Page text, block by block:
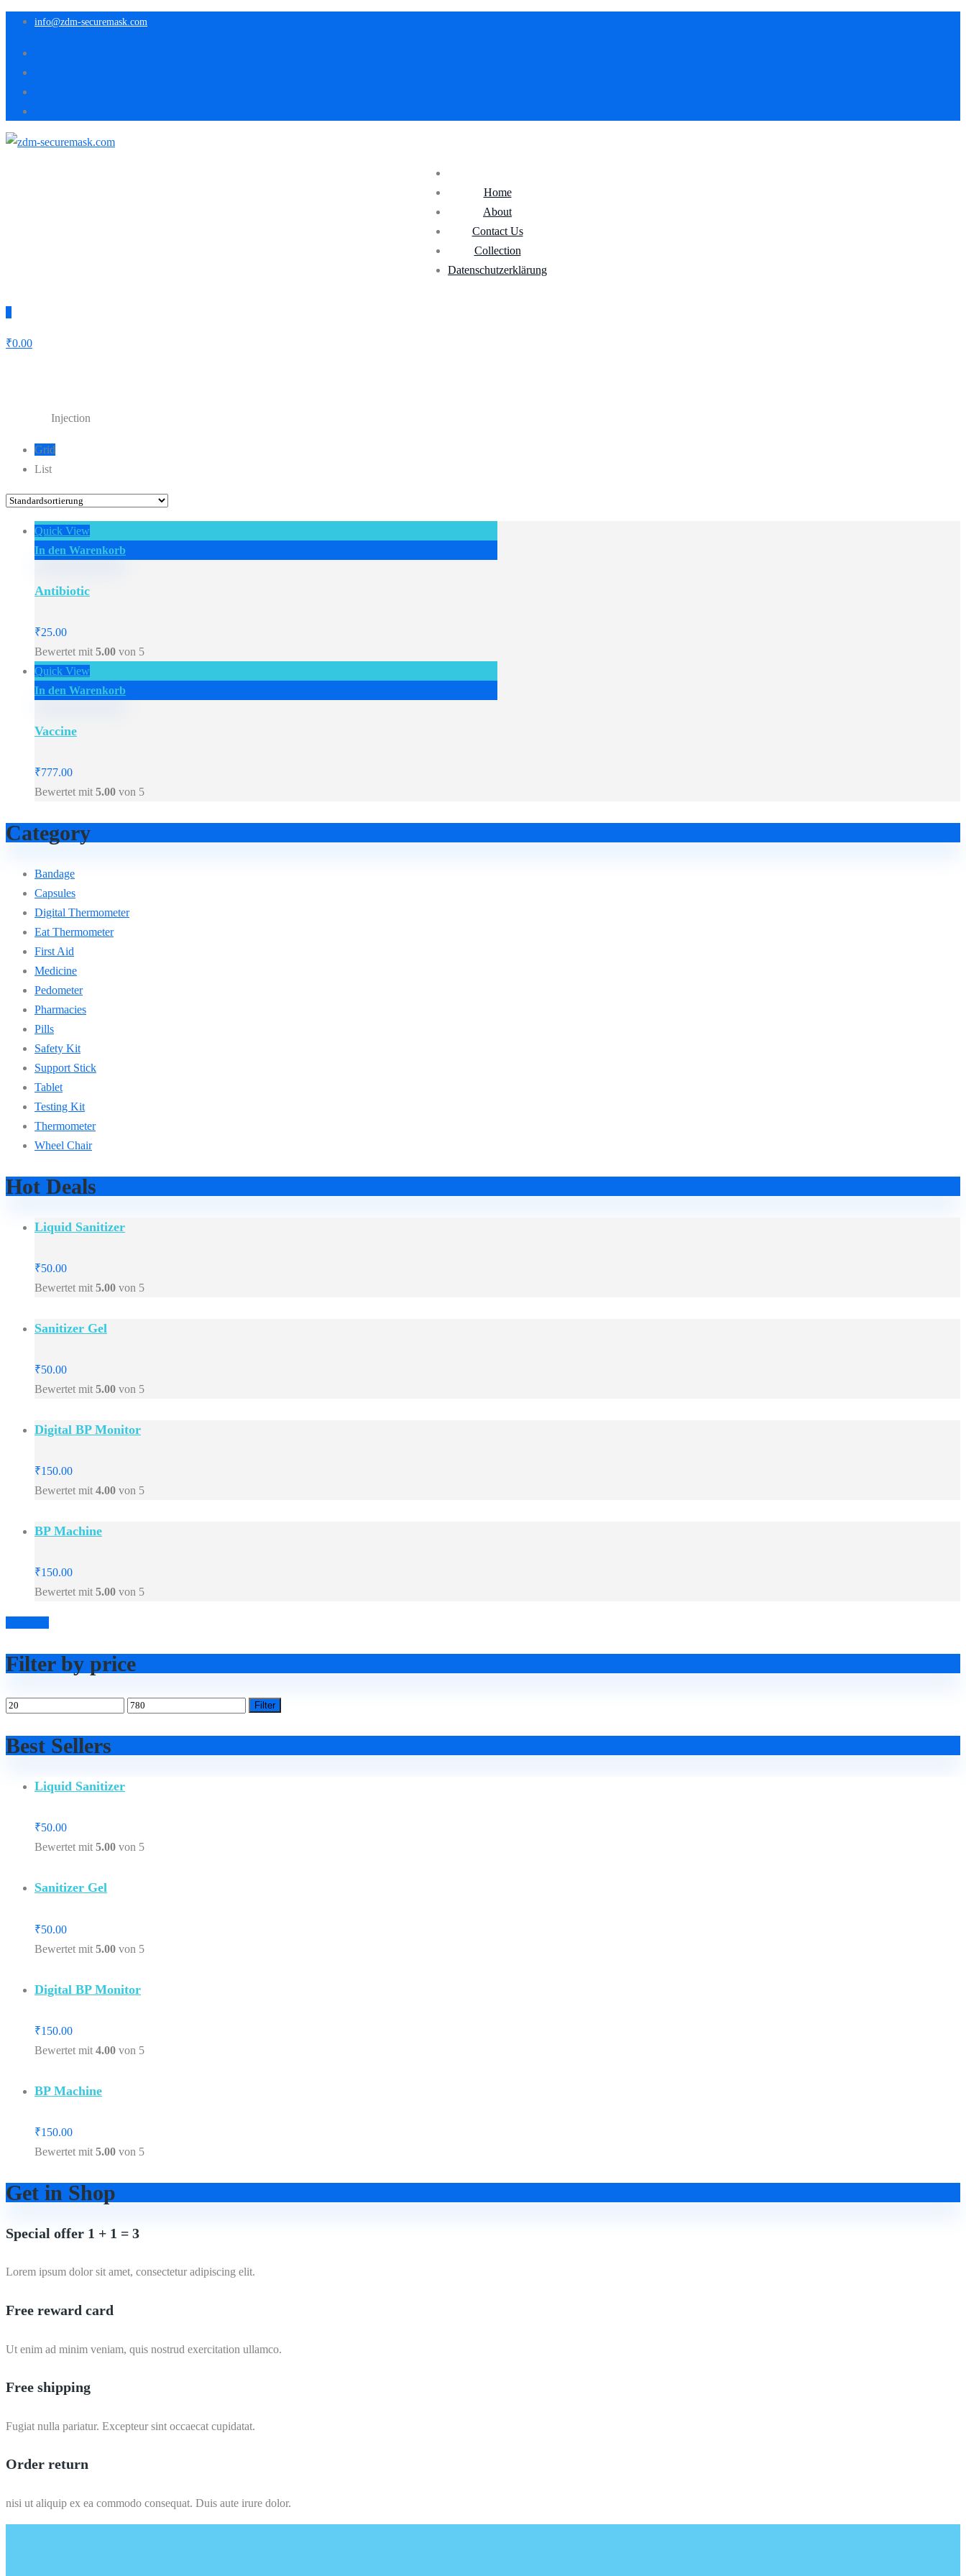
info@zdm-securemask.com
Home
About
Contact Us
Collection
Datenschutz­erklärung
₹0.00
Injection
Grid
List
Quick View
In den Warenkorb
Antibiotic
₹25.00
Bewertet mit 5.00 von 5
Quick View
In den Warenkorb
Vaccine
₹777.00
Bewertet mit 5.00 von 5
Category
Bandage
Capsules
Digital Thermometer
Eat Thermometer
First Aid
Medicine
Pedometer
Pharmacies
Pills
Safety Kit
Support Stick
Tablet
Testing Kit
Thermometer
Wheel Chair
Hot Deals
Liquid Sanitizer
₹50.00
Bewertet mit 5.00 von 5
Sanitizer Gel
₹50.00
Bewertet mit 5.00 von 5
Digital BP Monitor
₹150.00
Bewertet mit 4.00 von 5
BP Machine
₹150.00
Bewertet mit 5.00 von 5
Filter by price
Filter
Best Sellers
Liquid Sanitizer
₹50.00
Bewertet mit5.00 von 5
Sanitizer Gel
₹50.00
Bewertet mit 5.00 von 5
Digital BP Monitor
₹150.00
Bewertet mit 4.00 von 5
BP Machine
₹150.00
Bewertet mit 5.00 von 5
Get in Shop
Special offer 1 + 1 = 3
Lorem ipsum dolor sit amet, consectetur adipiscing elit.
Free reward card
Ut enim ad minim veniam, quis nostrud exercitation ullamco.
Free shipping
Fugiat nulla pariatur. Excepteur sint occaecat cupidatat.
Order return
nisi ut aliquip ex ea commodo consequat. Duis aute irure dolor.